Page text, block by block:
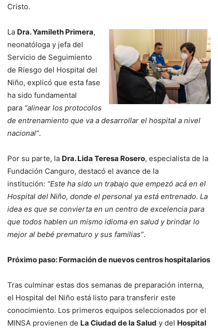
Cristo.
La Dra. Yamileth Primera,
neonatóloga y jefa del
Servicio de Seguimiento
de Riesgo del Hospital del
Niño, explicó que esta fase
ha sido fundamental
para “alinear los protocolos
de entrenamiento que va a desarrollar el hospital a nivel
nacional”.
Por su parte, la Dra. Lida Teresa Rosero, especialista de la
Fundación Canguro, destacó el avance de la
institución: “Este ha sido un trabajo que empezó acá en el
Hospital del Niño, donde el personal ya está entrenado. La
idea es que se convierta en un centro de excelencia para
que todos hablen un mismo idioma en salud y brindar lo
mejor al bebé prematuro y sus familias”.
Próximo paso: Formación de nuevos centros hospitalarios
Tras culminar estas dos semanas de preparación interna,
el Hospital del Niño está listo para transferir este
conocimiento. Los primeros equipos seleccionados por el
MINSA provienen de La Ciudad de la Salud y del Hospital